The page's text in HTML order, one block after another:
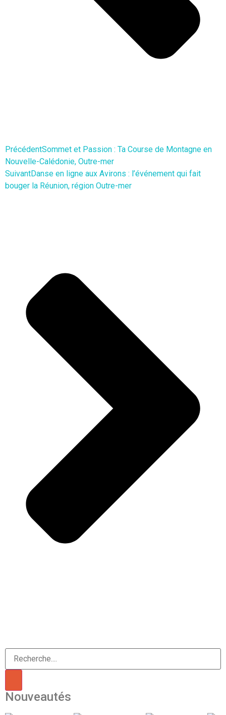
PrécédentSommet et Passion : Ta Course de Montagne en
Nouvelle-Calédonie, Outre-mer
SuivantDanse en ligne aux Avirons : l’événement qui fait
bouger la Réunion, région Outre-mer
Nouveautés